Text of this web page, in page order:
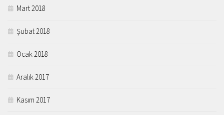
Mart 2018
Şubat 2018
Ocak 2018
Aralık 2017
Kasım 2017